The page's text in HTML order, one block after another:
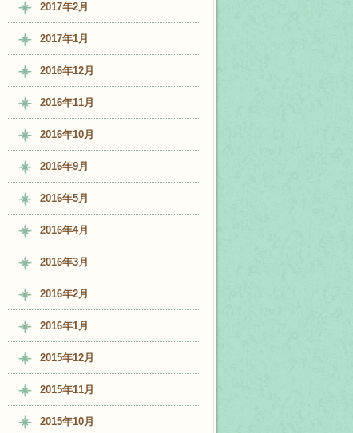
2017年2月
2017年1月
2016年12月
2016年11月
2016年10月
2016年9月
2016年5月
2016年4月
2016年3月
2016年2月
2016年1月
2015年12月
2015年11月
2015年10月